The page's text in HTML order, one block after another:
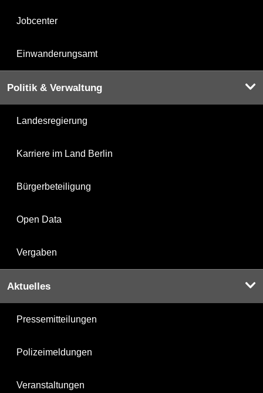
Jobcenter
Einwanderungsamt
Politik & Verwaltung
Landesregierung
Karriere im Land Berlin
Bürgerbeteiligung
Open Data
Vergaben
Aktuelles
Pressemitteilungen
Polizeimeldungen
Veranstaltungen